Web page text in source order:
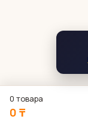
0 товара
0 ₸